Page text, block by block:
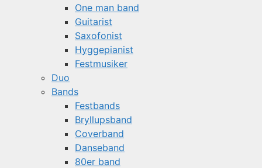
One man band
Guitarist
Saxofonist
Hyggepianist
Festmusiker
Duo
Bands
Festbands
Bryllupsband
Coverband
Danseband
80er band